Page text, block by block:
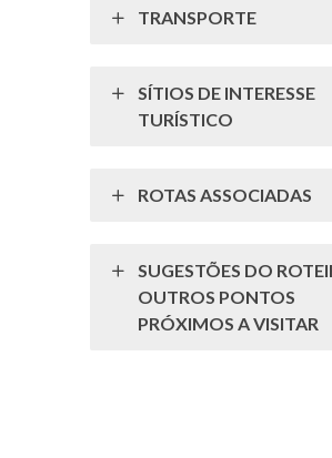
TRANSPORTE
SÍTIOS DE INTERESSE
TURÍSTICO
ROTAS ASSOCIADAS
SUGESTÕES DO
OUTROS PONTOS
PRÓXIMOS A VISITAR